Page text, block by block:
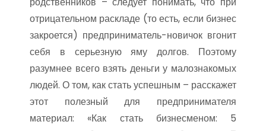
отрицательном раскладе (то есть, если бизнес
закроется) предприниматель-новичок вгонит
себя в серьезную яму долгов. Поэтому
разумнее всего взять деньги у малознакомых
людей. О том, как стать успешным – расскажет
этот полезный для предпринимателя
материал: «Как стать бизнесменом: 5